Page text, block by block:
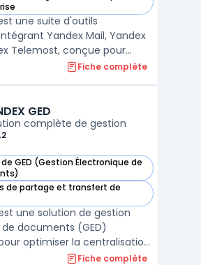
360 dans cette catégorie
une suite d'outils
Yandex Mail, Yandex
Telemost, conçue pour
des communications et
emails, avec des
de protection antivir ...
Fiche complète
GED
complète de gestion
GED (Gestion Électronique de
GED dans cette catégorie
de partage et transfert de
GED dans cette catégorie
une solution de gestion
documents (GED)
optimiser la centralisation
des documents enFiche complète